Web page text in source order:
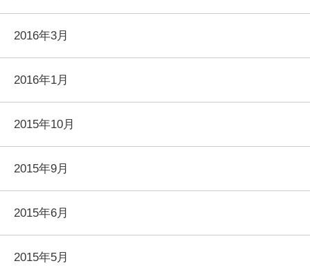
2016年3月
2016年1月
2015年10月
2015年9月
2015年6月
2015年5月